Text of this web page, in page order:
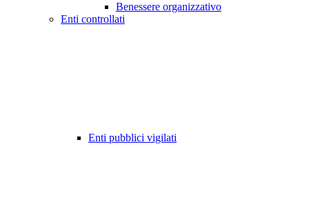
Benessere organizzativo
Enti controllati
Enti pubblici vigilati